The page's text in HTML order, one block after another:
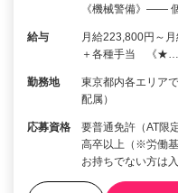
《機械警備》――
給与
月給223,800円～
＋各種手当 《★…
勤務地
東京都内各エリア
配属）
応募資格
要普通免許（AT限
高卒以上（※労働
お持ちでない方は